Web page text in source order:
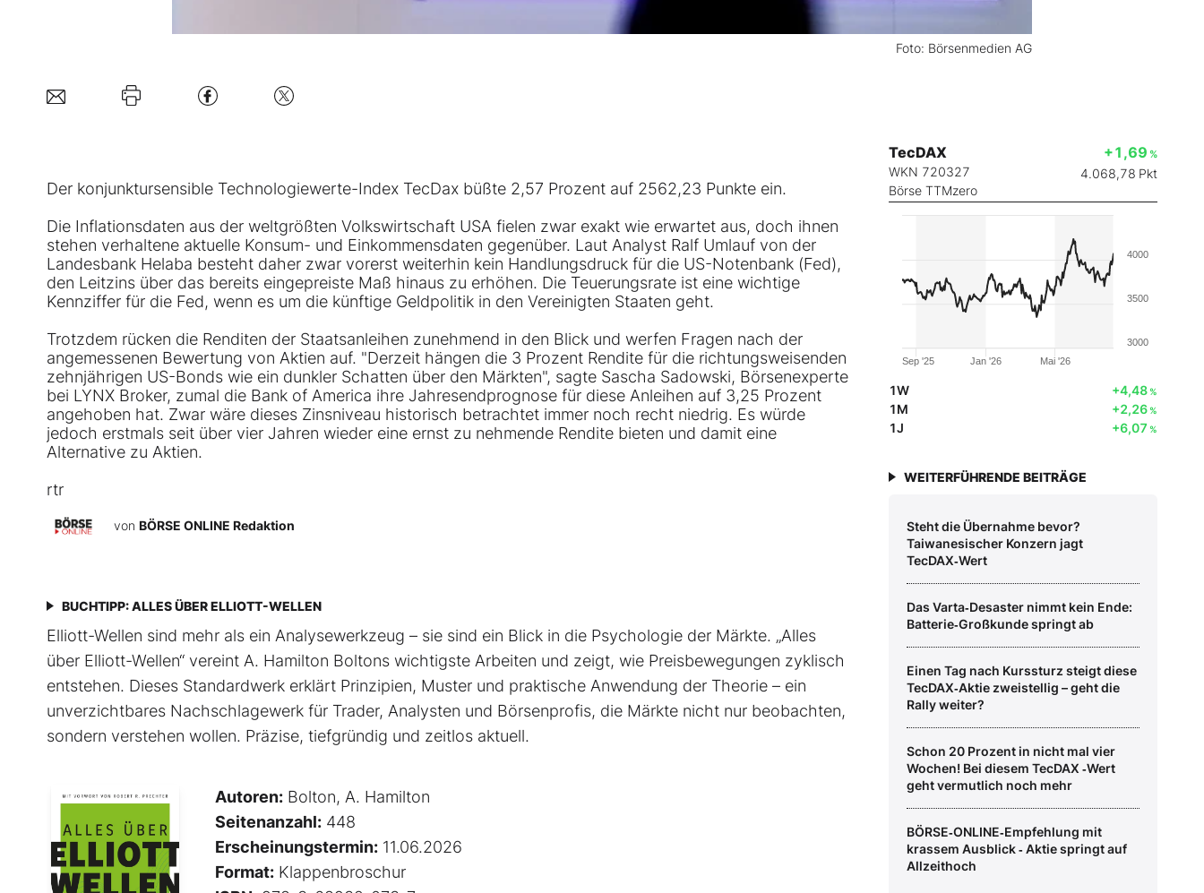
Foto: Börsenmedien AG
Der konjunktursensible Technologiewerte-Index TecDax büßte 2,57 Prozent auf 2562,23 Punkte ein.
Die Inflationsdaten aus der weltgrößten Volkswirtschaft USA fielen zwar exakt wie erwartet aus, doch ihnen
stehen verhaltene aktuelle Konsum- und Einkommensdaten gegenüber. Laut Analyst Ralf Umlauf von der
Landesbank Helaba besteht daher zwar vorerst weiterhin kein Handlungsdruck für die US-Notenbank (Fed),
den Leitzins über das bereits eingepreiste Maß hinaus zu erhöhen. Die Teuerungsrate ist eine wichtige
Kennziffer für die Fed, wenn es um die künftige Geldpolitik in den Vereinigten Staaten geht.
Trotzdem rücken die Renditen der Staatsanleihen zunehmend in den Blick und werfen Fragen nach der
angemessenen Bewertung von Aktien auf. "Derzeit hängen die 3 Prozent Rendite für die richtungsweisenden
zehnjährigen US-Bonds wie ein dunkler Schatten über den Märkten", sagte Sascha Sadowski, Börsenexperte
bei LYNX Broker, zumal die Bank of America ihre Jahresendprognose für diese Anleihen auf 3,25 Prozent
angehoben hat. Zwar wäre dieses Zinsniveau historisch betrachtet immer noch recht niedrig. Es würde
jedoch erstmals seit über vier Jahren wieder eine ernst zu nehmende Rendite bieten und damit eine
Alternative zu Aktien.
rtr
von BÖRSE ONLINE Redaktion
BUCHTIPP: ALLES ÜBER ELLIOTT-WELLEN
Elliott-Wellen sind mehr als ein Analysewerkzeug – sie sind ein Blick in die Psychologie der Märkte. „Alles
über Elliott-Wellen“ vereint A. Hamilton Boltons wichtigste Arbeiten und zeigt, wie Preisbewegungen zyklisch
entstehen. Dieses Standardwerk erklärt Prinzipien, Muster und praktische Anwendung der Theorie – ein
unverzichtbares Nachschlagewerk für Trader, Analysten und Börsenprofis, die Märkte nicht nur beobachten,
sondern verstehen wollen. Präzise, tiefgründig und zeitlos aktuell.
Autoren: Bolton, A. Hamilton
Seitenanzahl: 448
Erscheinungstermin: 11.06.2026
Format: Klappenbroschur
TecDAX
WKN 720327
Börse TTMzero
+1,69 %
4.068,78 Pkt
Jan '26
Sep '25 Mai '26
3000
3500
4000
1W +4,48%
1M +2,26%
1J +6,07 %
WEITERFÜHRENDE BEITRÄGE
Steht die Übernahme bevor?
Taiwanesischer Konzern jagt
TecDAX‑Wert
Das Varta‑Desaster nimmt kein Ende:
Batterie‑Großkunde springt ab
Einen Tag nach Kurssturz steigt diese
TecDAX‑Aktie zweistellig – geht die
Rally weiter?
Schon 20 Prozent in nicht mal vier
Wochen! Bei diesem TecDAX ‑Wert
geht vermutlich noch mehr
BÖRSE‑ONLINE‑Empfehlung mit
krassem Ausblick ‑ Aktie springt auf
Allzeithoch